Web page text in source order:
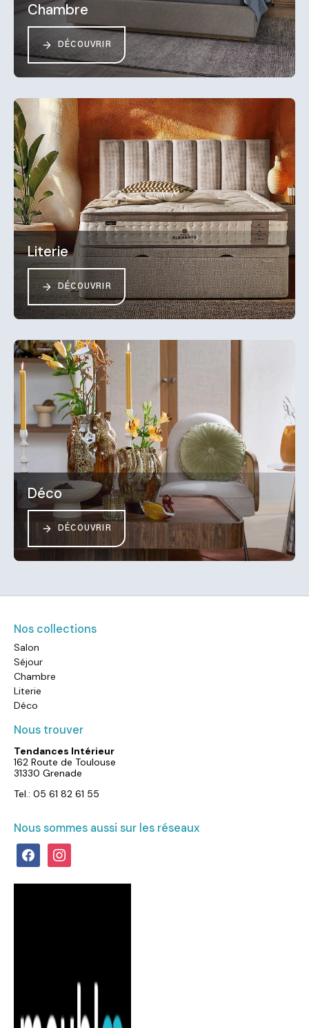
Chambre
DÉCOUVRIR
Literie
DÉCOUVRIR
Déco
DÉCOUVRIR
Nos collections
Salon
Séjour
Chambre
Literie
Déco
Nous trouver
Tendances Intérieur
162 Route de Toulouse
31330 Grenade
Tel.: 05 61 82 61 55
Nous sommes aussi sur les réseaux
facebookinstagram